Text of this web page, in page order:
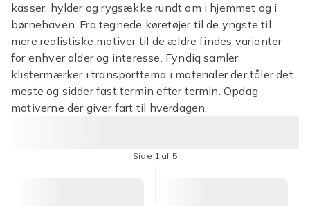
kasser, hylder og rygsække rundt om i hjemmet og i
børnehaven. Fra tegnede køretøjer til de yngste til
mere realistiske motiver til de ældre findes varianter
for enhver alder og interesse. Fyndiq samler
klistermærker i transporttema i materialer der tåler det
meste og sidder fast termin efter termin. Opdag
motiverne der giver fart til hverdagen.
Side 1 af 5